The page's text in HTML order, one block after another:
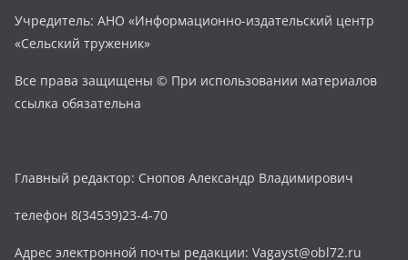
Учредитель: АНО «Информационно-издательский центр
«Сельский труженик»
Все права защищены © При использовании материалов
ссылка обязательна
Главный редактор: Снопов Александр Владимирович
телефон 8(34539)23-4-70
Адрес электронной почты редакции: Vagayst@obl72.ru